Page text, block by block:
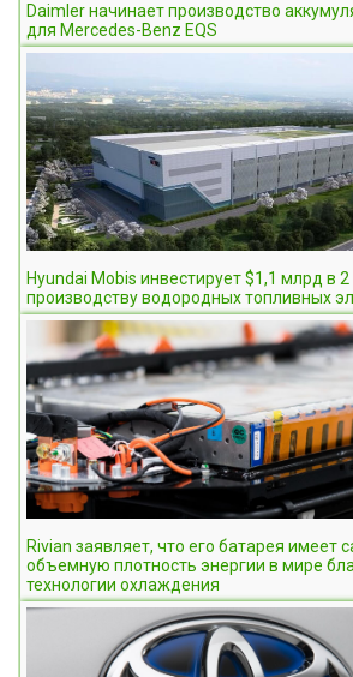
Daimler начинает производство
для Mercedes-Benz EQS
Hyundai Mobis инвестирует $1,1 млрд в
производству водородных топливных
Rivian заявляет, что его батарея имеет
объемную плотность энергии в мире
технологии охлаждения